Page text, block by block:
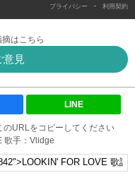
プライバシー - 利用契約
はこちら
意見
LINE
のURLをコピーしてください
歌手：Vlidge